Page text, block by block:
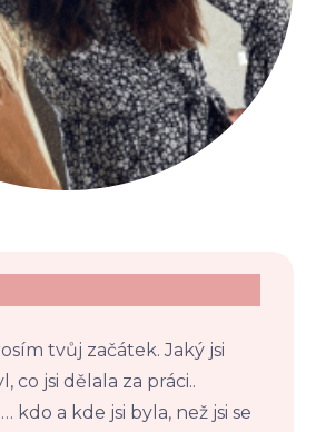
tvůj začátek. Jaký jsi
co jsi dělala za práci..
kdo a kde jsi byla, než jsi se